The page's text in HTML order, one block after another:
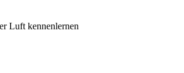
Luft kennenlernen